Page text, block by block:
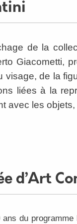
de la
Giacometti,
visage, de la
liées à la
avec les
d’Art
du